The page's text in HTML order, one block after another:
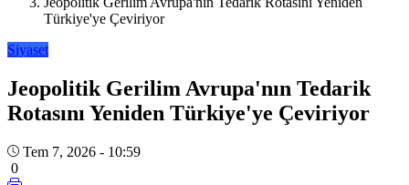
Türkiye'ye Çeviriyor
Siyaset
Jeopolitik Gerilim Avrupa'nın Tedarik
Rotasını Yeniden Türkiye'ye Çeviriyor
Tem 7, 2026 - 10:59
0